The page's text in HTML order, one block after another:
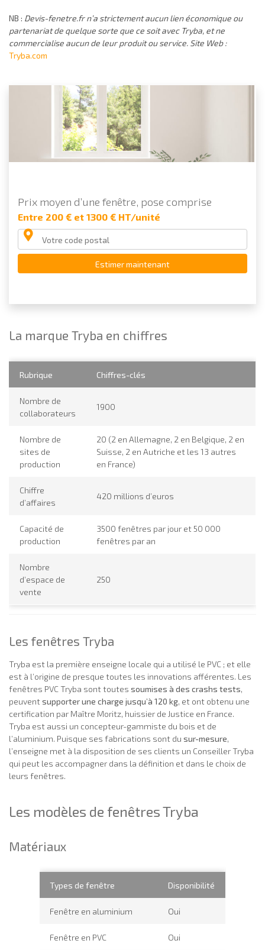
NB : Devis-fenetre.fr n’a strictement aucun lien économique ou
partenariat de quelque sorte que ce soit avec Tryba, et ne
commercialise aucun de leur produit ou service. Site Web :
Tryba.com
Prix moyen d’une fenêtre, pose comprise
Entre 200 € et 1300 € HT/unité
Estimer maintenant
La marque Tryba en chiffres
Rubrique Chiffres-clés
Nombre de
collaborateurs
1900
Nombre de
sites de
production
20 (2 en Allemagne, 2 en Belgique, 2 en
Suisse, 2 en Autriche et les 13 autres
en France)
Chiffre
d’affaires
420 millions d’euros
Capacité de
production
3500 fenêtres par jour et 50 000
fenêtres par an
Nombre
d’espace de
vente
250
Les fenêtres Tryba
Tryba est la première enseigne locale qui a utilisé le PVC ; et elle
est à l’origine de presque toutes les innovations afférentes. Les
fenêtres PVC Tryba sont toutes soumises à des crashs tests,
peuventsupporter une charge jusqu’à 120 kg, et ont obtenu une
certification par Maître Moritz, huissier de Justice en France.
Tryba est aussi un concepteur-gammiste du bois et de
l’aluminium. Puisque ses fabrications sont du sur-mesure,
l’enseigne met à la disposition de ses clients un Conseiller Tryba
qui peut les accompagner dans la définition et dans le choix de
leurs fenêtres.
Les modèles de fenêtres Tryba
Matériaux
Types de fenêtre Disponibilité
Fenêtre en aluminium Oui
Fenêtre en PVC Oui